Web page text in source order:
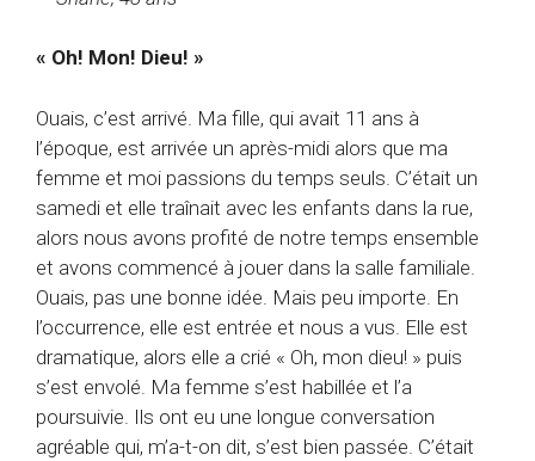
« Oh! Mon! Dieu! »
Ouais, c’est arrivé. Ma fille, qui avait 11 ans à
l’époque, est arrivée un après-midi alors que ma
femme et moi passions du temps seuls. C’était un
samedi et elle traînait avec les enfants dans la rue,
alors nous avons profité de notre temps ensemble
et avons commencé à jouer dans la salle familiale.
Ouais, pas une bonne idée. Mais peu importe. En
l’occurrence, elle est entrée et nous a vus. Elle est
dramatique, alors elle a crié « Oh, mon dieu! » puis
s’est envolé. Ma femme s’est habillée et l’a
poursuivie. Ils ont eu une longue conversation
agréable qui, m’a-t-on dit, s’est bien passée. C’était